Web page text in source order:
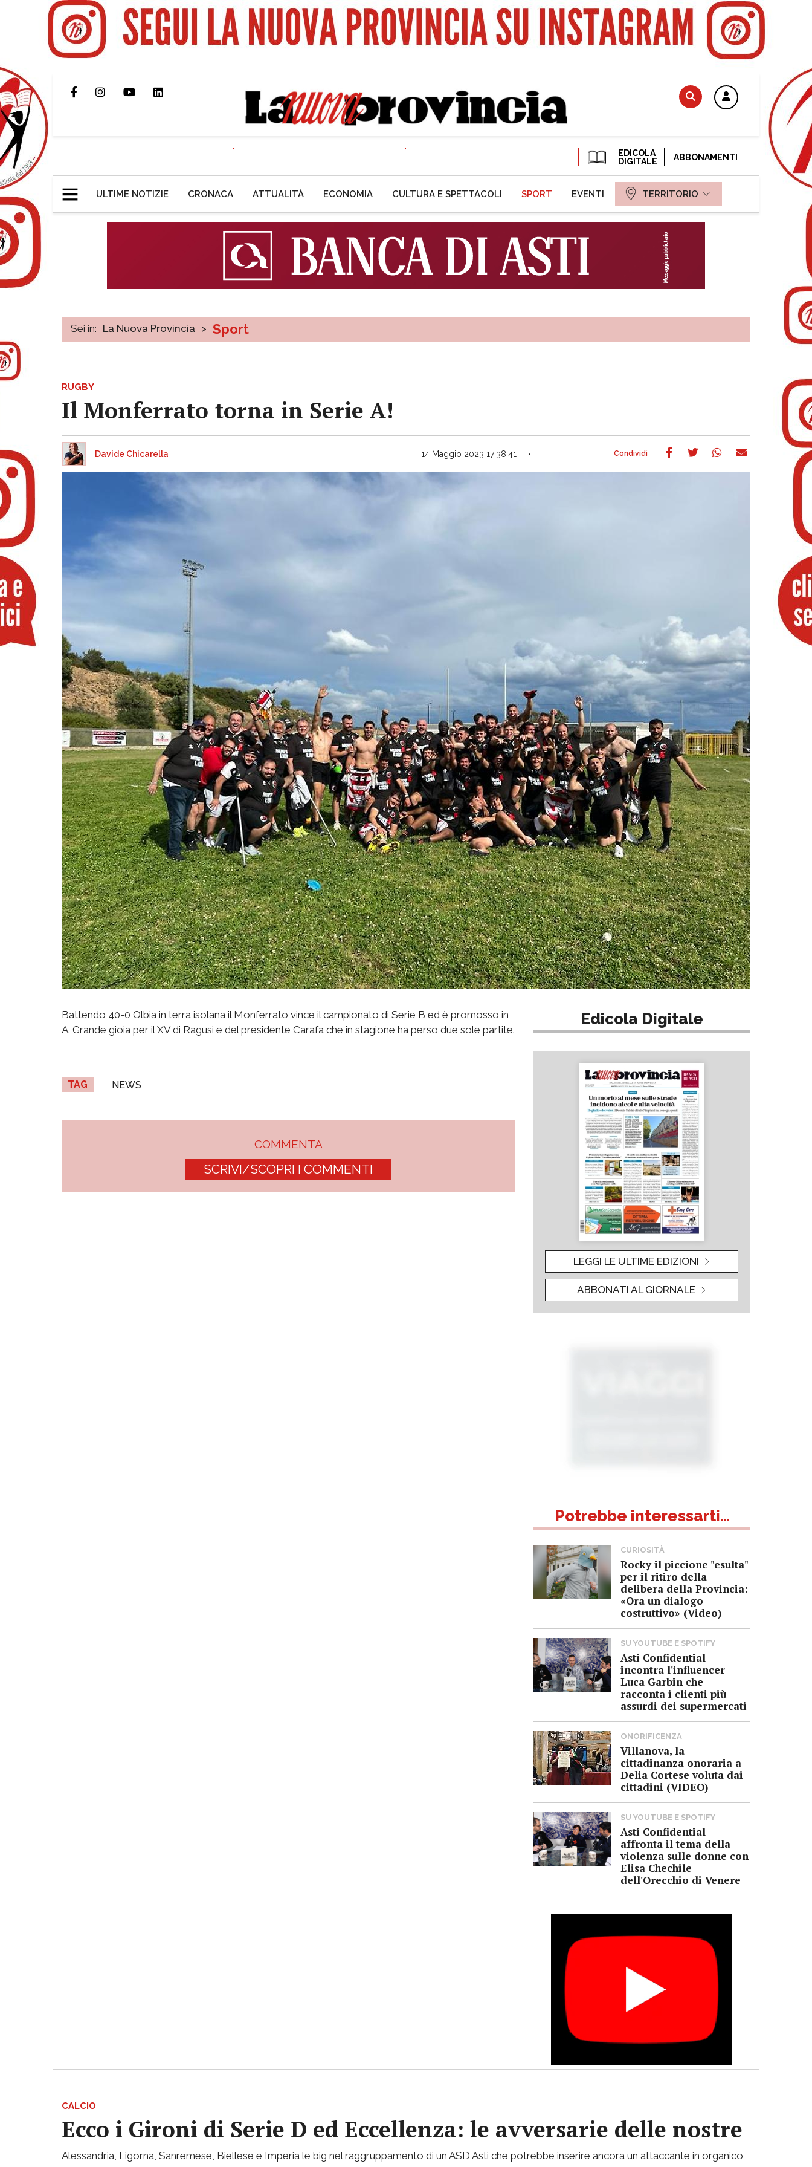
EDICOLA
DIGITALE
ABBONAMENTI
ULTIME NOTIZIE CRONACA ATTUALITÀ ECONOMIA CULTURA E SPETTACOLI SPORT EVENTI TERRITORIO
Sei in: La Nuova Provincia > Sport
RUGBY
Il Monferrato torna in Serie A!
Davide Chicarella 14 Maggio 2023 17:38:41
Battendo 40-0 Olbia in terra isolana il Monferrato vince il campionato di Serie B ed è promosso in
A. Grande gioia per il XV di Ragusi e del presidente Carafa che in stagione ha perso due sole partite.
TAG NEWS
COMMENTA
SCRIVI/SCOPRI I COMMENTI
Edicola Digitale
LEGGI LE ULTIME EDIZIONI
ABBONATI AL GIORNALE
Potrebbe interessarti...
CURIOSITÀ
Rocky il piccione "esulta"
per il ritiro della
delibera della Provincia:
«Ora un dialogo
costruttivo» (Video)
SU YOUTUBE E SPOTIFY
Asti Confidential
incontra l'influencer
Luca Garbin che
racconta i clienti più
assurdi dei supermercati
ONORIFICENZA
Villanova, la
cittadinanza onoraria a
Delia Cortese voluta dai
cittadini (VIDEO)
SU YOUTUBE E SPOTIFY
Asti Confidential
affronta il tema della
violenza sulle donne con
Elisa Chechile
dell'Orecchio di Venere
CALCIO
Ecco i Gironi di Serie D ed Eccellenza: le avversarie delle nostre
Alessandria, Ligorna, Sanremese, Biellese e Imperia le big nel raggruppamento di un ASD Asti che potrebbe inserire ancora un attaccante in organico